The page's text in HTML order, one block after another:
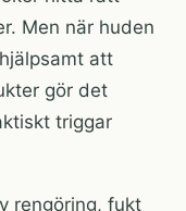
Men när huden
att
gör det
triggar
rengöring, fukt